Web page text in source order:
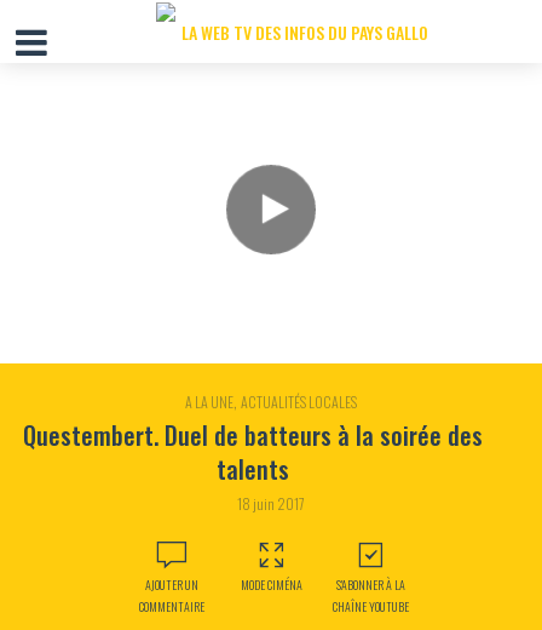
A LA UNE ACTUALITÉS LOCALES
Questembert. Duel de batteurs à la soirée des
talents
18 juin 2017
AJOUTER UN
COMMENTAIRE
MODE CIMÉNA
S'ABONNER À LA
CHAÎNE YOUTUBE